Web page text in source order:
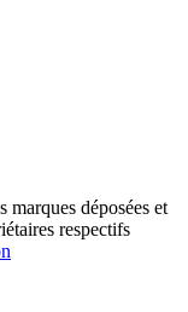
déposées et
respectifs